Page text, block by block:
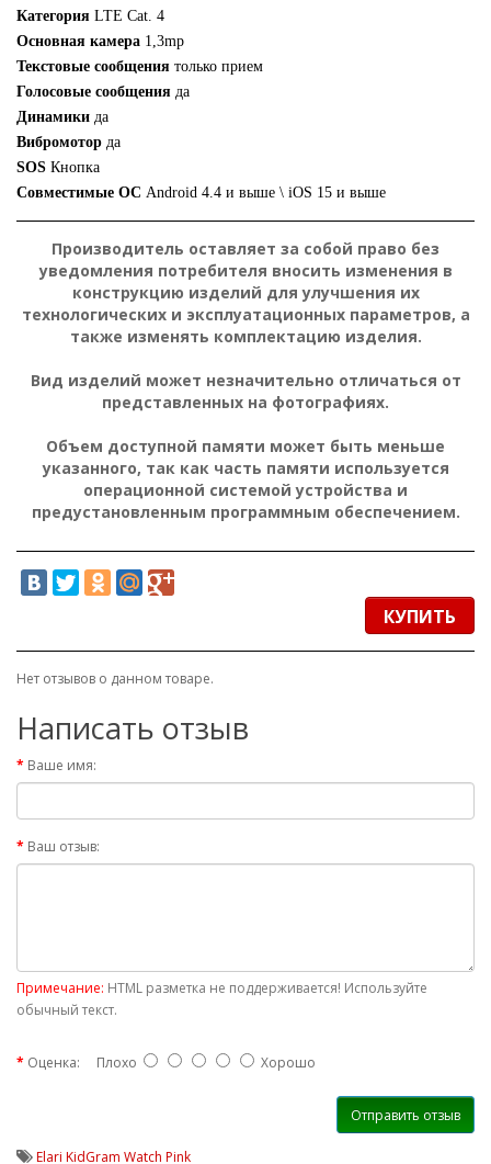
Категория LTE Cat. 4
Основная камера 1,3mp
Текстовые сообщения только прием
Голосовые сообщения да
Динамики да
Вибромотор да
SOS Кнопка
Совместимые ОС Android 4.4 и выше \ iOS 15 и выше
Производитель оставляет за собой право без
уведомления потребителя вносить изменения в
конструкцию изделий для улучшения их
технологических и эксплуатационных параметров, а
также изменять комплектацию изделия.
Вид изделий может незначительно отличаться от
представленных на фотографиях.
Объем доступной памяти может быть меньше
указанного, так как часть памяти используется
операционной системой устройства и
предустановленным программным обеспечением.
КУПИТЬ
Нет отзывов о данном товаре.
Написать отзыв
Ваше имя:
Ваш отзыв:
Примечание: HTML разметка не поддерживается! Используйте
обычный текст.
Оценка: Плохо Хорошо
Отправить отзыв
Elari KidGram Watch Pink